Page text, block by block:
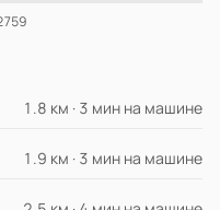
1.8 км · 3 мин на машине
1.9 км · 3 мин на машине